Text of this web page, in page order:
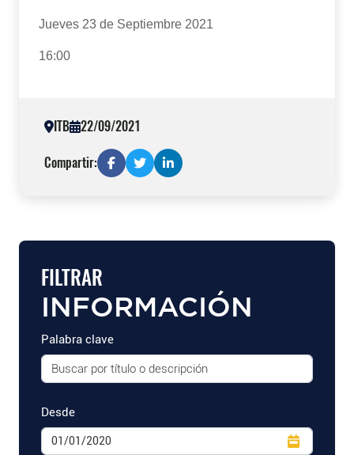
FILTRAR
INFORMACIÓN
Palabra clave
Desde
Jueves 23 de Septiembre 2021
16:00
ITB 22/09/2021
Compartir: